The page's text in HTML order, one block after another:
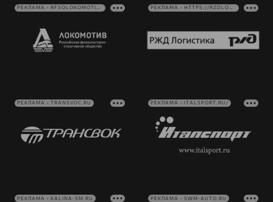
РЕКЛАМА • RFSOLOKOMOTIV.RU РЕКЛАМА • HTTPS://RZDLOG.RU/
РЕКЛАМА • TRANSVOC.RU РЕКЛАМА • ITALSPORT.RU/
РЕКЛАМА • KALINA-SM.RU РЕКЛАМА • SWM-AUTO.RU